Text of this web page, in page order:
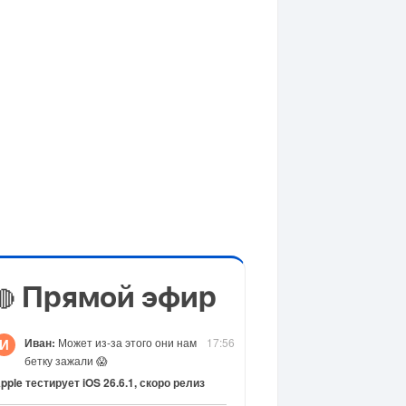
Прямой эфир
17:56
И Иван: Может из-за этого они нам
бетку зажали 😱
тестирует iOS 26.6.1, скоро релиз